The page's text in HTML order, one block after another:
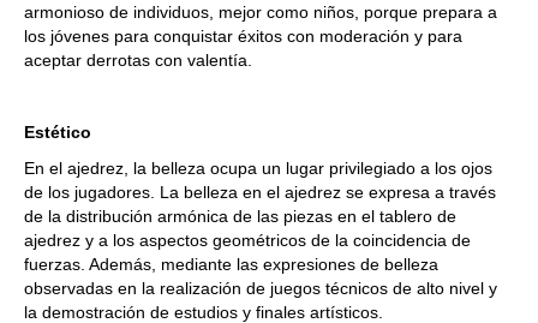
armonioso de individuos, mejor como niños, porque prepara a
los jóvenes para conquistar éxitos con moderación y para
aceptar derrotas con valentía.
Estético
En el ajedrez, la belleza ocupa un lugar privilegiado a los ojos
de los jugadores. La belleza en el ajedrez se expresa a través
de la distribución armónica de las piezas en el tablero de
ajedrez y a los aspectos geométricos de la coincidencia de
fuerzas. Además, mediante las expresiones de belleza
observadas en la realización de juegos técnicos de alto nivel y
la demostración de estudios y finales artísticos.